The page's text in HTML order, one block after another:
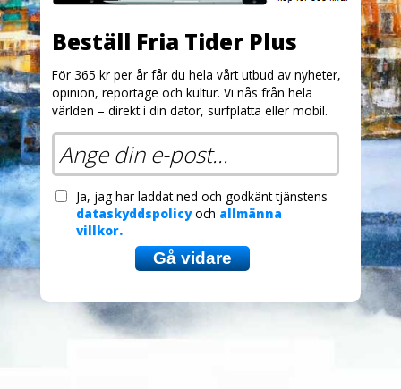
Beställ Fria Tider Plus
För 365 kr per år får du hela vårt utbud av nyheter,
opinion, reportage och kultur. Vi nås från hela
världen – direkt i din dator, surfplatta eller mobil.
Ja, jag har laddat ned och godkänt tjänstens
dataskyddspolicyoch allmänna
villkor.
Gå vidare